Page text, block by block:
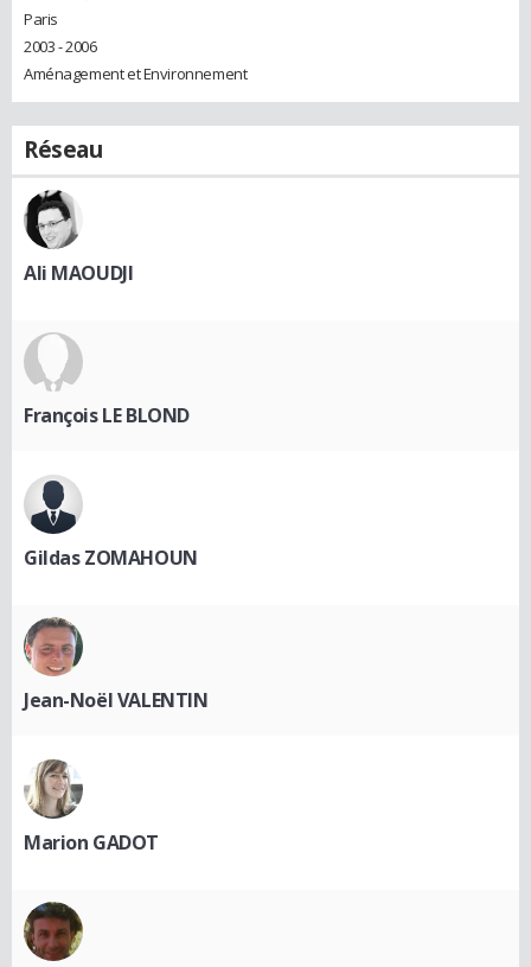
Paris
2003 - 2006
Aménagement et Environnement
Réseau
Ali MAOUDJI
François LE BLOND
Gildas ZOMAHOUN
Jean-Noël VALENTIN
Marion GADOT